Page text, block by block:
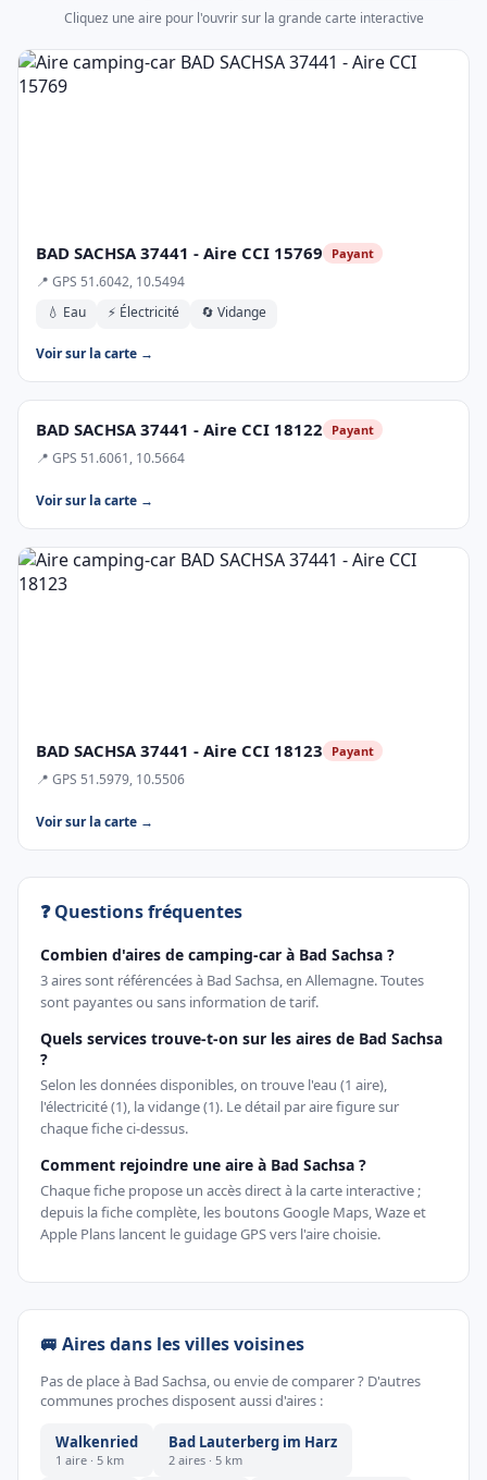
BAD SACHSA 37441 - Aire CCI 15769 Payant
📍 GPS 51.6042, 10.5494
💧 Eau
⚡ Électricité 🔄 Vidange
Voir sur la carte →
BAD SACHSA 37441 - Aire CCI 18122 Payant
📍 GPS 51.6061, 10.5664
Voir sur la carte →
BAD SACHSA 37441 - Aire CCI 18123 Payant
📍 GPS 51.5979, 10.5506
Voir sur la carte →
❓ Questions fréquentes
Combien d'aires de camping-car à Bad Sachsa ?
3 aires sont référencées à Bad Sachsa, en Allemagne. Toutes
sont payantes ou sans information de tarif.
Quels services trouve-t-on sur les aires de Bad Sachsa
?
Selon les données disponibles, on trouve l'eau (1 aire),
l'électricité (1), la vidange (1). Le détail par aire figure sur
chaque fiche ci-dessus.
Comment rejoindre une aire à Bad Sachsa ?
Chaque fiche propose un accès direct à la carte interactive ;
depuis la fiche complète, les boutons Google Maps, Waze et
Apple Plans lancent le guidage GPS vers l'aire choisie.
🚐 Aires dans les villes voisines
Pas de place à Bad Sachsa, ou envie de comparer ? D'autres
communes proches disposent aussi d'aires :
Walkenried
1 aire · 5 km
Bad Lauterberg im Harz
2 aires · 5 km
Cliquez une aire pour l'ouvrir sur la grande carte interactive